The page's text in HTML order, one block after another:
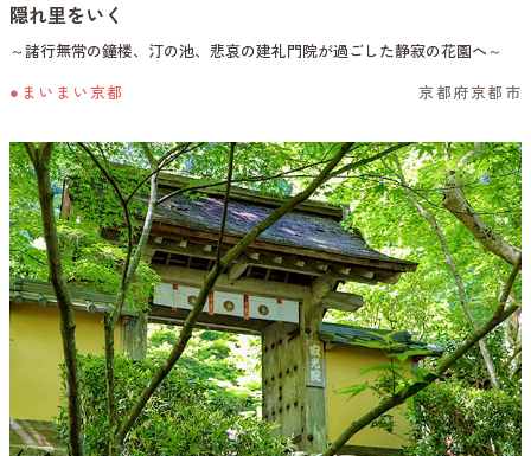
隠れ里をいく
～諸行無常の鐘楼、汀の池、悲哀の建礼門院が過ごした静寂の花園へ～
●まいまい京都 京都府京都市